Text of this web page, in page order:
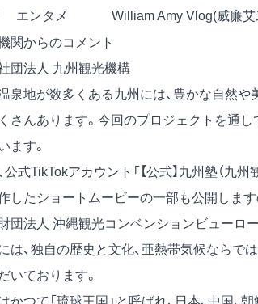
エンタメ William Amy Vlog(威廉艾
関からのコメント
団法人 九州観光機構
泉地が数多くある九州には、豊かな自然や
さんあります。今回のプロジェクトを通
ます。
公式TikTokアカウント「【公式】九州塾（九州
したショートムービーの一部も公開します
団法人 沖縄観光コンベンションビューロー
は、独自の歴史と文化、亜熱帯気候ならで
いております。
かつて「琉球王国」と呼ばれ、日本、中国